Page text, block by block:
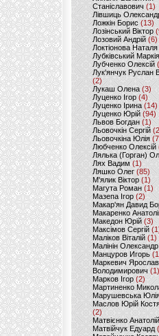
Станіславович (1)
Лівшиць Олександр
Ложкін Борис(13)
Лозінський Віктор
Лозовий Андрій (6)
Локтіонова Наталя
Лубківський
Лубченко Олексій
Лук'янчук Руслан
(2)
Лукаш Олена (3)
Луценко Ігор (4)
Луценко Ірина (14)
Луценко Юрій (94)
Львов Богдан (1)
Льовочкін Сергій
Льовочкіна Юлія
Любченко Олексій
Лялька (Горган)
Лях Вадим (1)
Ляшко Олег (85)
М'ялик Віктор(1)
Магута Роман(1)
Мазепа Ігор (2)
Макар'ян Давид
Макаренко
Македон Юрій(3)
Максімов Сергій
Маліков Віталій (1)
Малінін Олександр
Манцуров Игорь
Маркевич Ярослав
Володимирович (1)
Марков Ігор (2)
Мартиненко
Марушевська
Маслов Юрій
(2)
Матвієнко Анатолій
Матвійчук Едуард